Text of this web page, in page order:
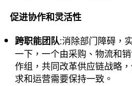
促进协作和灵活性
跨职能团队:消除部门障碍，
一下，一个由采购、物流和
作组，共同改革供应链战略
求和运营需要保持一致。